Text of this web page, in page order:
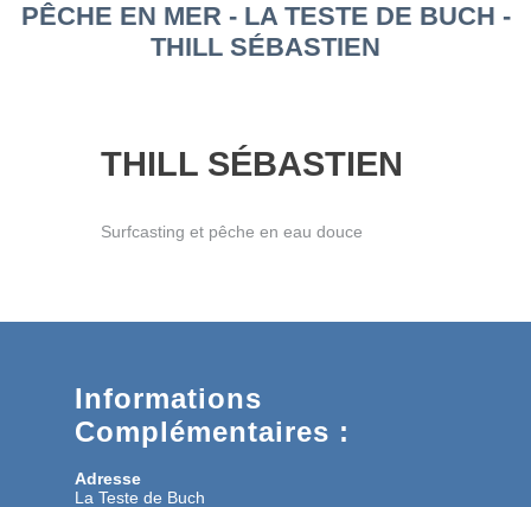
PÊCHE EN MER - LA TESTE DE BUCH -
THILL SÉBASTIEN
THILL SÉBASTIEN
Surfcasting et pêche en eau douce
Informations
Complémentaires :
Adresse
La Teste de Buch